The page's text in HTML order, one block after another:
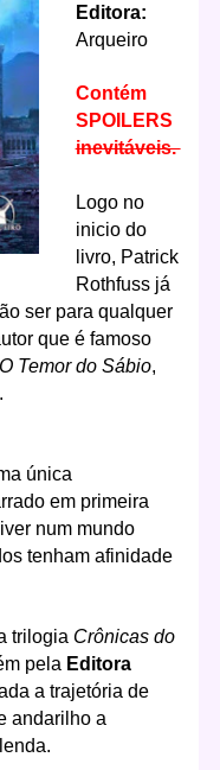
Editora:
Arqueiro
Contém
SPOILERS
inevitáveis.
Logo no
inicio do
livro, Patrick
Rothfuss já
ser para qualquer
que é famoso
O Temor do Sábio,
única
em primeira
num mundo
tenham afinidade
trilogia Crônicas do
pela Editora
a trajetória de
andarilho a